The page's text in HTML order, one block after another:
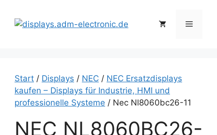
Inhalt
springen
Menü
Start / Displays / NEC / NEC Ersatzdisplays
kaufen – Displays für Industrie, HMI und
professionelle Systeme / Nec Nl8060bc26-11
NEC NL8060BC26-